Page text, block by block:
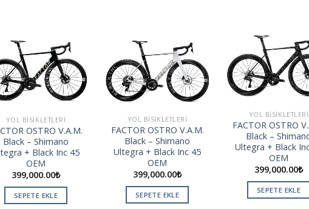
Add to
wishlist
YOL BISIKLETLERI
OSTRO V.A.M.
Black – Shimano
+ Black Inc 45
OEM
399,000.00₺
SEPETE EKLE
Add to
wishlist
YOL BISIKLETLERI
FACTOR OSTRO V.A.M.
Black – Shimano
Ultegra + Black Inc 45
OEM
399,000.00₺
SEPETE EKLE
YOL BISIKLETLERI
FACTOR OSTRO
Black –
Ultegra + Black
OEM
399,000.00₺
SEPETE EKLE